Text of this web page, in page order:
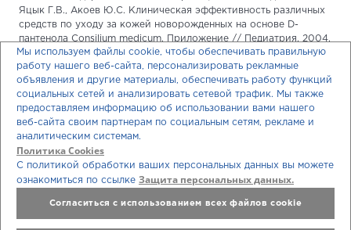
Яцык Г.В., Акоев Ю.С. Клиническая эффективность различных
средств по уходу за кожей новорожденных на основе D-
пантенола Consilium medicum. Приложение // Педиатрия. 2004.
№6 (2).
2. В сравнительном исследовании у 12 пар близнецов,
получавших мазь Бепантен с профилактической целью, частота
развития пеленочного дерматита составила 58% в контрольной
группе и 17% - в основной группе, р=0,025. Переносимость
мази Бепантен была очень хорошей. Putet G, Guy B, Pages S et
al. Effect of Bepanthen® ointment in the prevention of diaper rash
on premature and full- term babies: open pilot study. Réalités
Pédiatriques 2001;63:33–38.
3. Сочетание 5% декспантенола (действующее вещество) и 25%
ланолина (в составе основы) не имеет аналогов среди
Мы используем файлы cookie, чтобы обеспечивать правильную
работу нашего веб-сайта, персонализировать рекламные
объявления и другие материалы, обеспечивать работу функций
социальных сетей и анализировать сетевой трафик. Мы также
предоставляем информацию об использовании вами нашего
веб-сайта своим партнерам по социальным сетям, рекламе и
аналитическим системам.
Политика Cookies
С политикой обработки ваших персональных данных вы можете
ознакомиться по ссылке Защита персональных данных.
Согласиться с использованием всех файлов cookie